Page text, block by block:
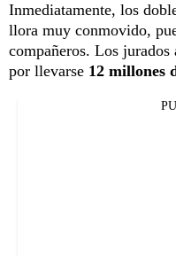
Inmediatamente, los
llora muy conmovido,
compañeros. Los
por llevarse 12 millones